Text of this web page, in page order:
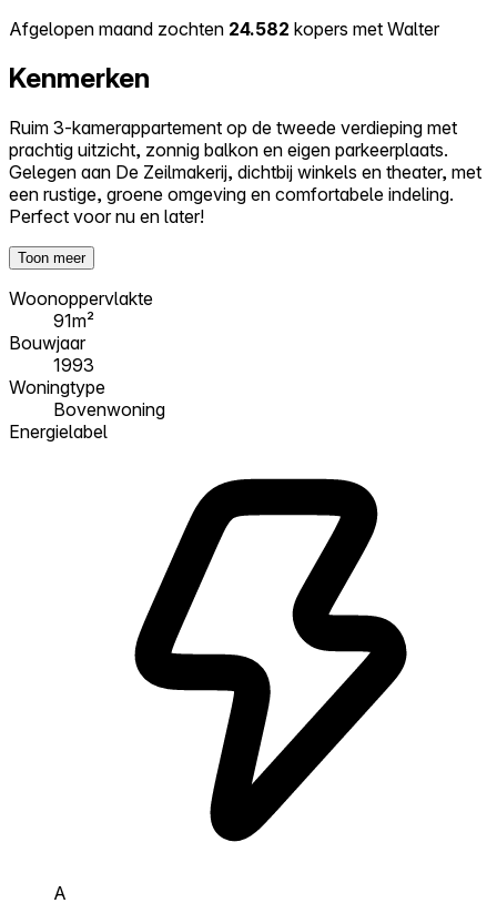
Afgelopen maand zochten 24.582 kopers met Walter
Kenmerken
Ruim 3-kamerappartement op de tweede verdieping met
prachtig uitzicht, zonnig balkon en eigen parkeerplaats.
Gelegen aan De Zeilmakerij, dichtbij winkels en theater, met
een rustige, groene omgeving en comfortabele indeling.
Perfect voor nu en later!
Toon meer
Woonoppervlakte
91m²
Bouwjaar
1993
Woningtype
Bovenwoning
Energielabel
A